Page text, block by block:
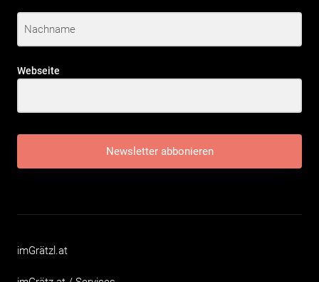
Webseite
Newsletter abbonieren
imGrätzl.at